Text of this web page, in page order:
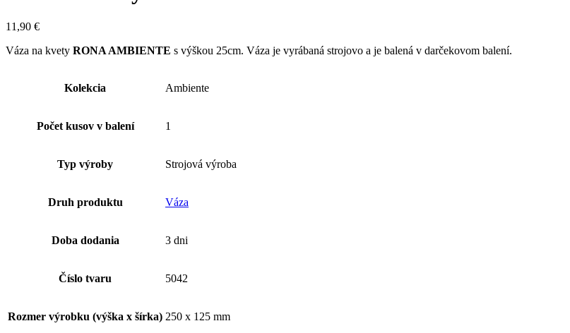
11,90 €
Váza na kvety RONA AMBIENTE s výškou 25cm. Váza je vyrábaná strojovo a je balená v darčekovom balení.
Kolekcia Ambiente
Počet kusov v balení 1
Typ výroby Strojová výroba
Druh produktu Váza
Doba dodania 3 dni
Číslo tvaru 5042
Rozmer výrobku (výška x šírka) 250 x 125 mm